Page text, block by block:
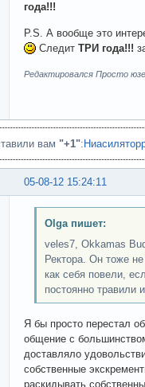
года!!!
P.S. А вообще это
Следит ТРИ года!!!
Редактировался Просто
вам "+1":
05-08-12 15:24:11
Olga пишет:
veles7, Okkamas
Ректора. Он тоже
как себя повели,
постоянно травили
Я бы просто перестал
общение с
доставляло
собственные
раскидывать